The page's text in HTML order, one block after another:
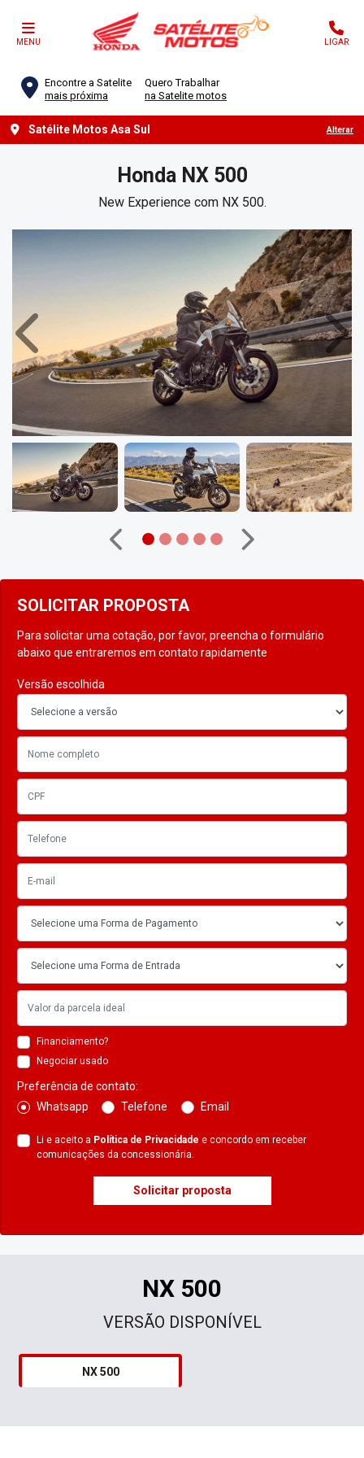
MENU LIGAR
Encontre a Satelite
mais próxima
Quero Trabalhar
na Satelite motos
Satélite Motos Asa Sul Alterar
HondaNX 500
New Experience com NX 500.
SOLICITAR PROPOSTA
Para solicitar uma cotação, por favor, preencha o formulário
abaixo que entraremos em contato rapidamente
Versão escolhida
Financiamento?
Negociar usado
Preferência de contato:
Whatsapp
Telefone Email
Li e aceito a Política de Privacidade e concordo em receber
comunicações da concessionária.
Solicitar proposta
Anterior
Anterior Próximo
NX 500
VERSÃO DISPONÍVEL
NX 500